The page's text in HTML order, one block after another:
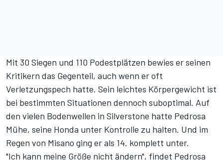
Mit 30 Siegen und 110 Podestplätzen bewies er seinen
Kritikern das Gegenteil, auch wenn er oft
Verletzungspech hatte. Sein leichtes Körpergewicht ist
bei bestimmten Situationen dennoch suboptimal. Auf
den vielen Bodenwellen in Silverstone hatte Pedrosa
Mühe, seine Honda unter Kontrolle zu halten. Und im
Regen von Misano ging er als 14. komplett unter.
"Ich kann meine Größe nicht ändern", findet Pedrosa